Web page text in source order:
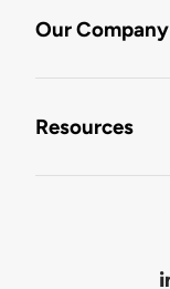
Our Company
Resources